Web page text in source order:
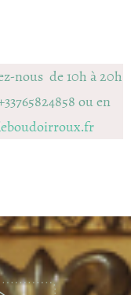
nous de 10h à 20h
ou en